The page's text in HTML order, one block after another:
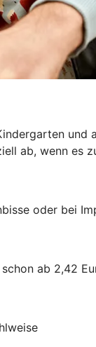
ab, wenn es
oder bei
ab 2,42